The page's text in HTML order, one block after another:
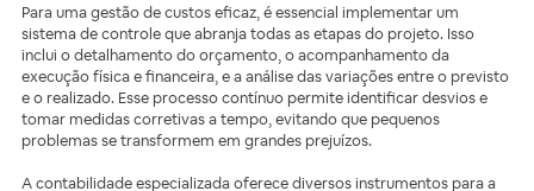
Para uma gestão de custos eficaz, é essencial implementar um
sistema de controle que abranja todas as etapas do projeto. Isso
inclui o detalhamento do orçamento, o acompanhamento da
execução física e financeira, e a análise das variações entre o previsto
e o realizado. Esse processo contínuo permite identificar desvios e
tomar medidas corretivas a tempo, evitando que pequenos
problemas se transformem em grandes prejuízos.
A contabilidade especializada oferece diversos instrumentos para a